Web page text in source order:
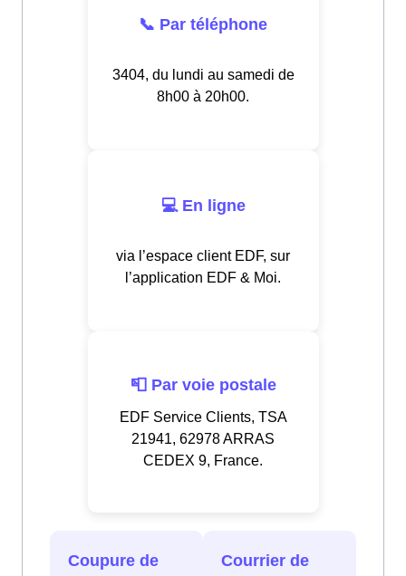
📞 Par téléphone
3404, du lundi au samedi de
8h00 à 20h00.
💻 En ligne
via l’espace client EDF, sur
l’application EDF & Moi.
📮 Par voie postale
EDF Service Clients, TSA
21941, 62978 ARRAS
CEDEX 9, France.
Coupure de
Courrier de